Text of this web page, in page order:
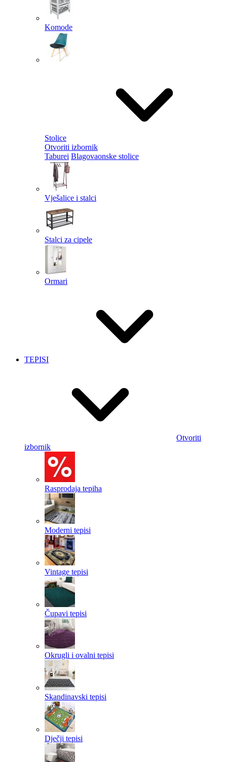
Komode
Stolice
Otvoriti izbornik
Taburei Blagovaonske stolice
Vješalice i stalci
Stalci za cipele
Ormari
TEPISI
Otvoriti
izbornik
Rasprodaja tepiha
Moderni tepisi
Vintage tepisi
Čupavi tepisi
Okrugli i ovalni tepisi
Skandinavski tepisi
Dječji tepisi